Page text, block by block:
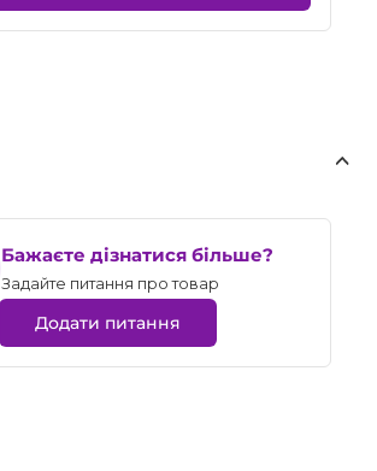
Бажаєте дізнатися більше?
Задайте питання про товар
Додати питання